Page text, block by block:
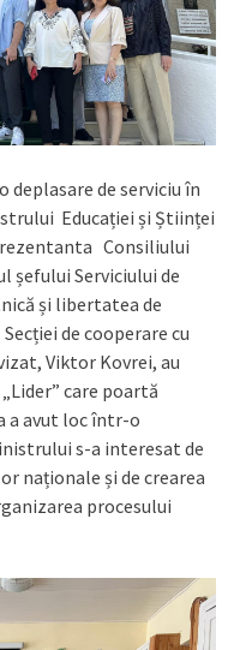
deplasare de serviciu în
Educației și Științei
Consiliului
șefului Serviciului de
și libertatea de
de cooperare cu
Viktor Kovrei, au
care poartă
a avut loc într-o
s-a interesat de
naționale și de crearea
procesului